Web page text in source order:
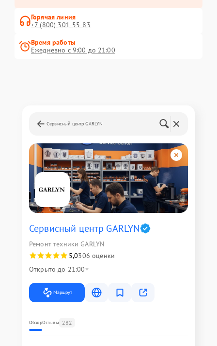
Горячая линия
+7 (800) 301-55-83
Время работы
Ежедневно с 9:00 до 21:00
Сервисный центр GARLYN
Сервисный центр GARLYN
Ремонт техники GARLYN
5,0306 оценки
Открыто до 21:00
Маршрут
ОбзорОтзывы 282